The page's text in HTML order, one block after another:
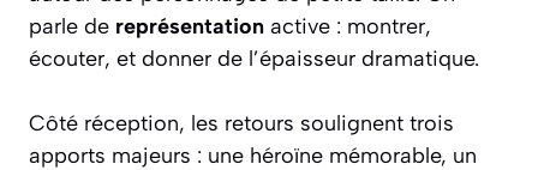
parle de représentation active : montrer,
écouter, et donner de l’épaisseur dramatique.
Côté réception, les retours soulignent trois
apports majeurs : une héroïne mémorable, un